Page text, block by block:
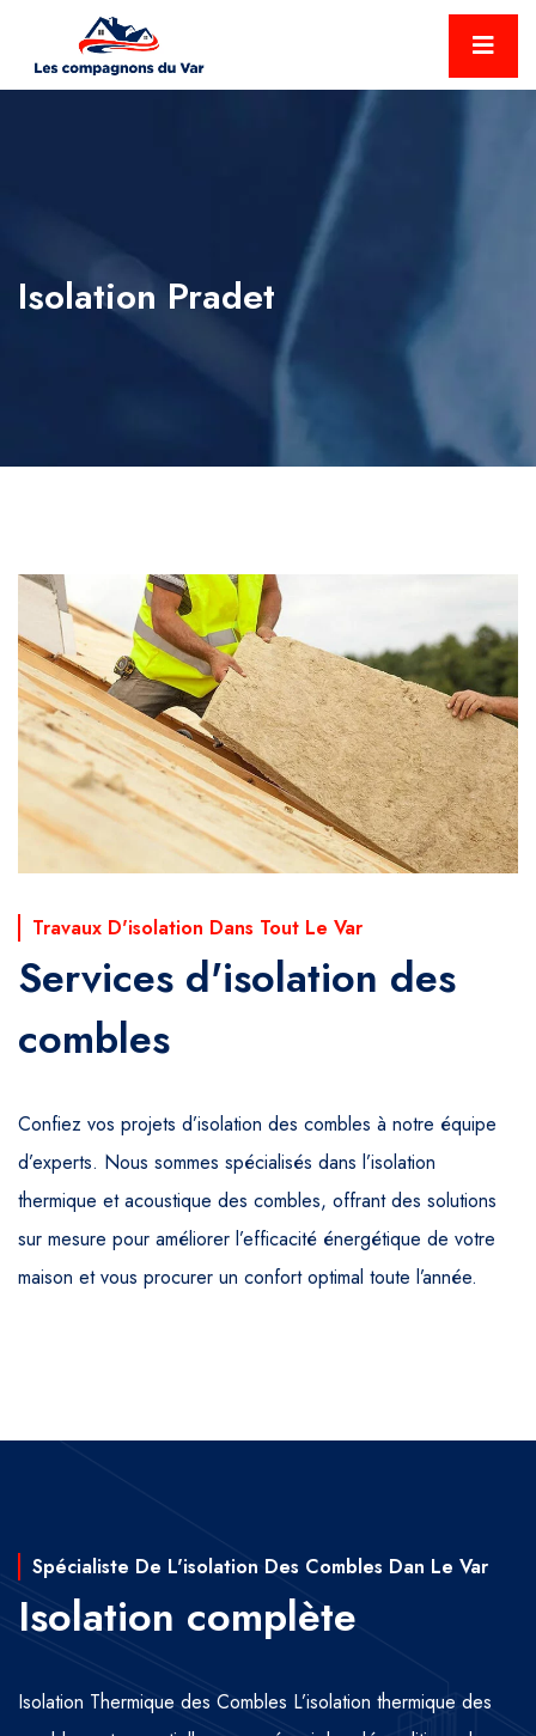
Isolation Pradet
Travaux D'isolation Dans Tout Le Var
Services d'isolation des
combles
Confiez vos projets d’isolation des combles à notre équipe
d’experts. Nous sommes spécialisés dans l’isolation
thermique et acoustique des combles, offrant des solutions
sur mesure pour améliorer l’efficacité énergétique de votre
maison et vous procurer un confort optimal toute l’année.
Spécialiste De L'isolation Des Combles Dan Le Var
Isolation complète
Isolation Thermique des Combles L’isolation thermique des